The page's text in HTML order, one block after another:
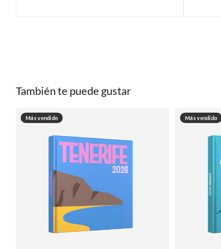
También te puede gustar
Más vendido Más vendido